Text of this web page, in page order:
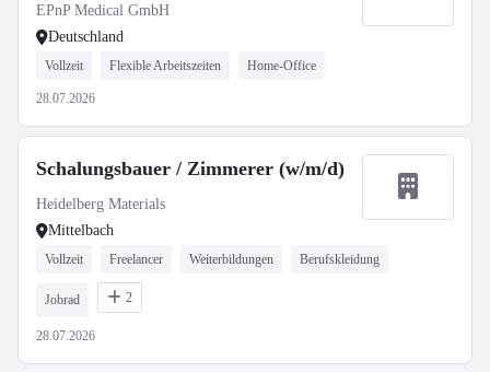
EPnP Medical GmbH
Deutschland
Vollzeit Flexible Arbeitszeiten Home-Office
28.07.2026
Schalungsbauer / Zimmerer (w/m/d)
Heidelberg Materials
Mittelbach
Vollzeit Freelancer Weiterbildungen Berufskleidung
Jobrad 2
28.07.2026